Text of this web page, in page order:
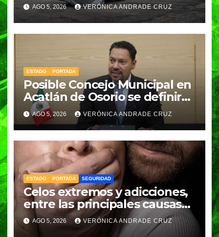
homicidio
AGO 5, 2026 VERÓNICA ANDRADE CRUZ
ESTADO PORTADA
Posible Concejo Municipal en
Acatlán de Osorio se definirá
en una semana; Congreso
espera resolución de
Gobernación
AGO 5, 2026 VERÓNICA ANDRADE CRUZ
ESTADO PORTADA SEGURIDAD
Celos extremos y adicciones,
entre las principales causas
de feminicidio en Puebla:
Fiscalía
AGO 5, 2026 VERÓNICA ANDRADE CRUZ